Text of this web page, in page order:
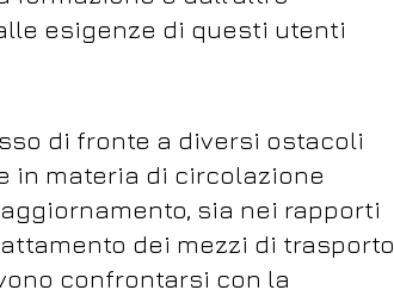
esigenze di questi utenti
di fronte a diversi ostacoli
in materia di circolazione
sia nei rapporti
dei mezzi di trasporto
confrontarsi con la